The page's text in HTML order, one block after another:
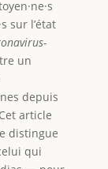
sur l’état
un
depuis
article
distingue
qui